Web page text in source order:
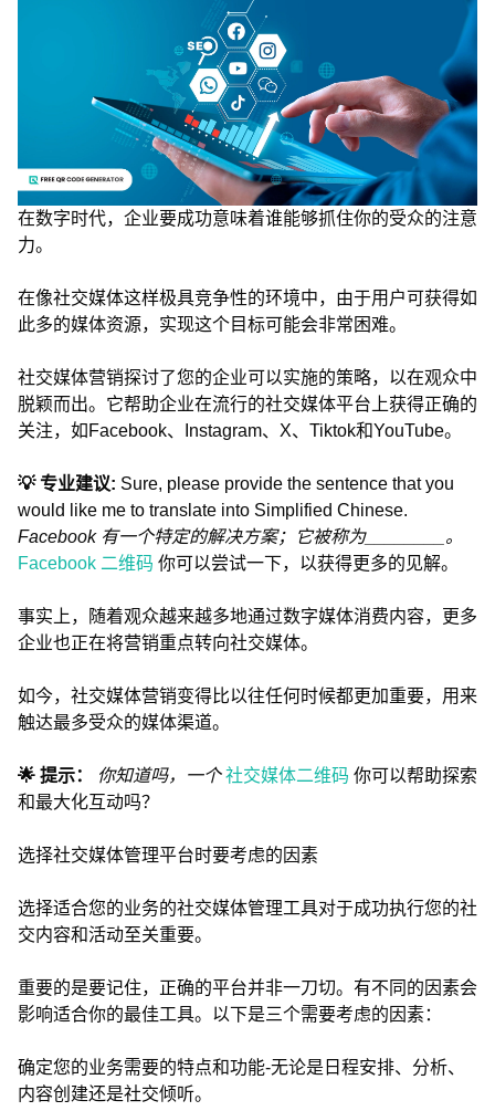
在数字时代，企业要成功意味着谁能够抓住你的受众的注意
力。
在像社交媒体这样极具竞争性的环境中，由于用户可获得如
此多的媒体资源，实现这个目标可能会非常困难。
社交媒体营销探讨了您的企业可以实施的策略，以在观众中
脱颖而出。它帮助企业在流行的社交媒体平台上获得正确的
关注，如Facebook、Instagram、X、Tiktok和YouTube。
💡 专业建议: Sure, please provide the sentence that you
would like me to translate into Simplified Chinese.
Facebook 有一个特定的解决方案；它被称为________。
Facebook 二维码 你可以尝试一下，以获得更多的见解。
事实上，随着观众越来越多地通过数字媒体消费内容，更多
企业也正在将营销重点转向社交媒体。
如今，社交媒体营销变得比以往任何时候都更加重要，用来
触达最多受众的媒体渠道。
🌟 提示： 你知道吗，一个社交媒体二维码 你可以帮助探索
和最大化互动吗？
选择社交媒体管理平台时要考虑的因素
选择适合您的业务的社交媒体管理工具对于成功执行您的社
交内容和活动至关重要。
重要的是要记住，正确的平台并非一刀切。有不同的因素会
影响适合你的最佳工具。以下是三个需要考虑的因素：
确定您的业务需要的特点和功能-无论是日程安排、分析、
内容创建还是社交倾听。